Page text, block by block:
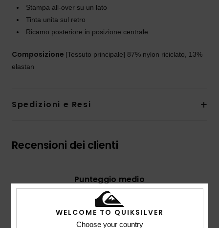
Stampa all-over su un lato
Tinta unita sul retro
Ricamo posteriore in posizione centrale
Composizione [Tessuto principale] 87% nylon riciclato, 13%
elastan
Spedizioni e Resi
Recensioni dei clienti
Punteggio medio
5.0/5
WELCOME TO QUIKSILVER
Choose your country